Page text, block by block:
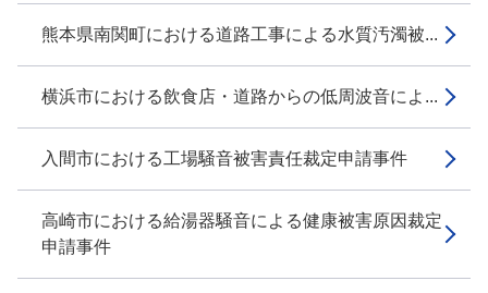
熊本県南関町における道路工事による水質汚濁被...
横浜市における飲食店・道路からの低周波音によ...
入間市における工場騒音被害責任裁定申請事件
高崎市における給湯器騒音による健康被害原因裁定
申請事件